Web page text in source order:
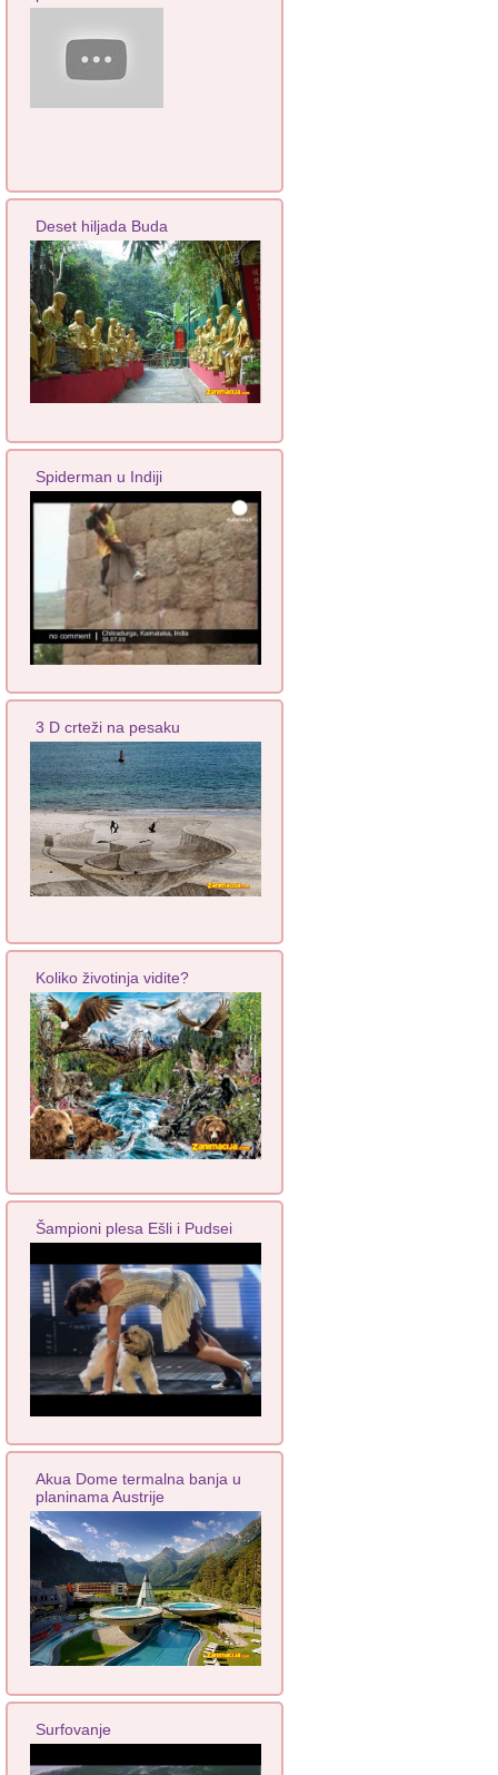
Deset hiljada Buda
Spiderman u Indiji
3 D crteži na pesaku
Koliko životinja vidite?
Šampioni plesa Ešli i Pudsei
Akua Dome termalna banja u
planinama Austrije
Surfovanje